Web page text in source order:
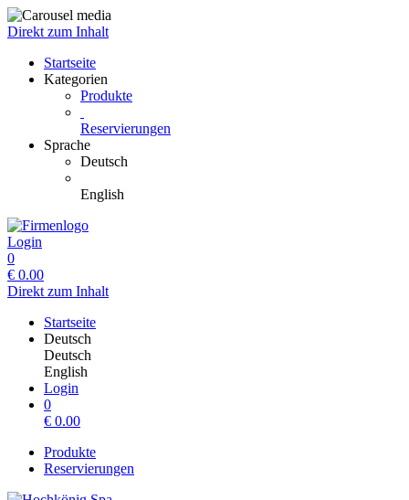
Direkt zum Inhalt
Startseite
Kategorien
Produkte
Reservierungen
Sprache
Deutsch
English
Login
0
€ 0.00
Direkt zum Inhalt
Startseite
Deutsch
Deutsch
English
Login
0
€ 0.00
Produkte
Reservierungen